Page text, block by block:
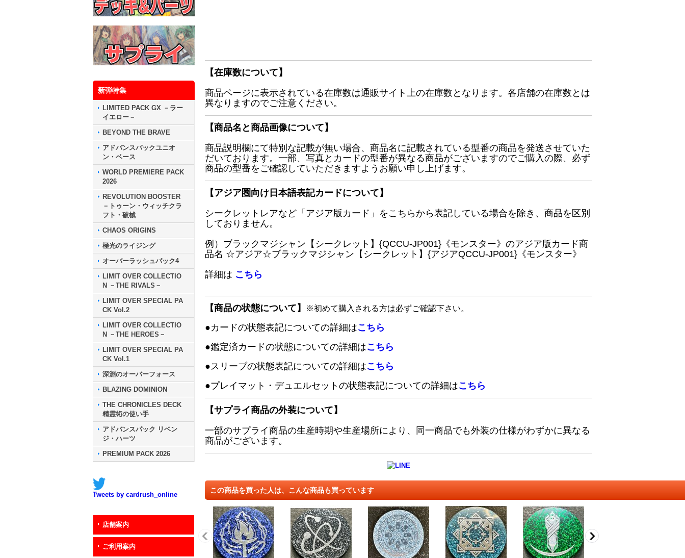
新弾特集
LIMITED PACK GX －ラー
イエロー－
BEYOND THE BRAVE
アドバンスパックユニオ
ン・ベース
WORLD PREMIERE PACK
2026
REVOLUTION BOOSTER
－トゥーン・ウィッチクラ
フト・破械
CHAOS ORIGINS
極光のライジング
オーバーラッシュパック4
LIMIT OVER COLLECTIO
N －THE RIVALS－
LIMIT OVER SPECIAL PA
CK Vol.2
LIMIT OVER COLLECTIO
N －THE HEROES－
LIMIT OVER SPECIAL PA
CK Vol.1
深淵のオーバーフォース
BLAZING DOMINION
THE CHRONICLES DECK
精霊術の使い手
アドバンスパック リベン
ジ・ハーツ
PREMIUM PACK 2026
Tweets by cardrush_online
店舗案内
ご利用案内
【在庫数について】
商品ページに表示されている在庫数は通販サイト上の在庫数となります。各店舗の在庫数とは
異なりますのでご注意ください。
【商品名と商品画像について】
商品説明欄にて特別な記載が無い場合、商品名に記載されている型番の商品を発送させていた
だいております。一部、写真とカードの型番が異なる商品がございますのでご購入の際、必ず
商品の型番をご確認していただきますようお願い申し上げます。
【アジア圏向け日本語表記カードについて】
シークレットレアなど「アジア版カード」をこちらから表記している場合を除き、商品を区別
しておりません。
例）ブラックマジシャン【シークレット】{QCCU-JP001}《モンスター》のアジア版カード商
品名 ☆アジア☆ブラックマジシャン【シークレット】{アジアQCCU-JP001}《モンスター》
詳細は こちら
【商品の状態について】 ※初めて購入される方は必ずご確認下さい。
●カードの状態表記についての詳細はこちら
●鑑定済カードの状態についての詳細はこちら
●スリーブの状態表記についての詳細はこちら
●プレイマット・デュエルセットの状態表記についての詳細はこちら
【サプライ商品の外装について】
一部のサプライ商品の生産時期や生産場所により、同一商品でも外装の仕様がわずかに異なる
商品がございます。
この商品を買った人は、こんな商品も買っています